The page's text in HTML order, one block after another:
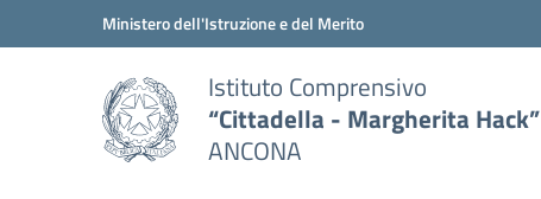
Vai ai contenuti
Vai al menu di navigazioneMinistero dell'Istruzione e del Merito
Istituto Comprensivo
“Cittadella - Margherita Hack”
ANCONA